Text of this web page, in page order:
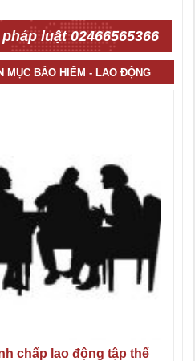
luật 02466565366
MỤC BẢO HIỂM - LAO ĐỘNG
chấp lao động tập thể